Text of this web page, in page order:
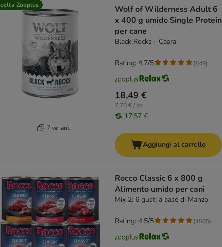
Zooplus
7 varianti
Wolf of Wilderness Adult 6
x 400 g umido Single Protein
per cane
Black Rocks - Capra
18,49 €
7,70 € / kg
17,57 €
Rating: 4.7/5 (849)
Aggiungi al carrello
Rocco Classic 6 x 800 g
Alimento umido per cani
Mix 2: 6 gusti a base di Manzo
Rating: 4.5/5 (4565)